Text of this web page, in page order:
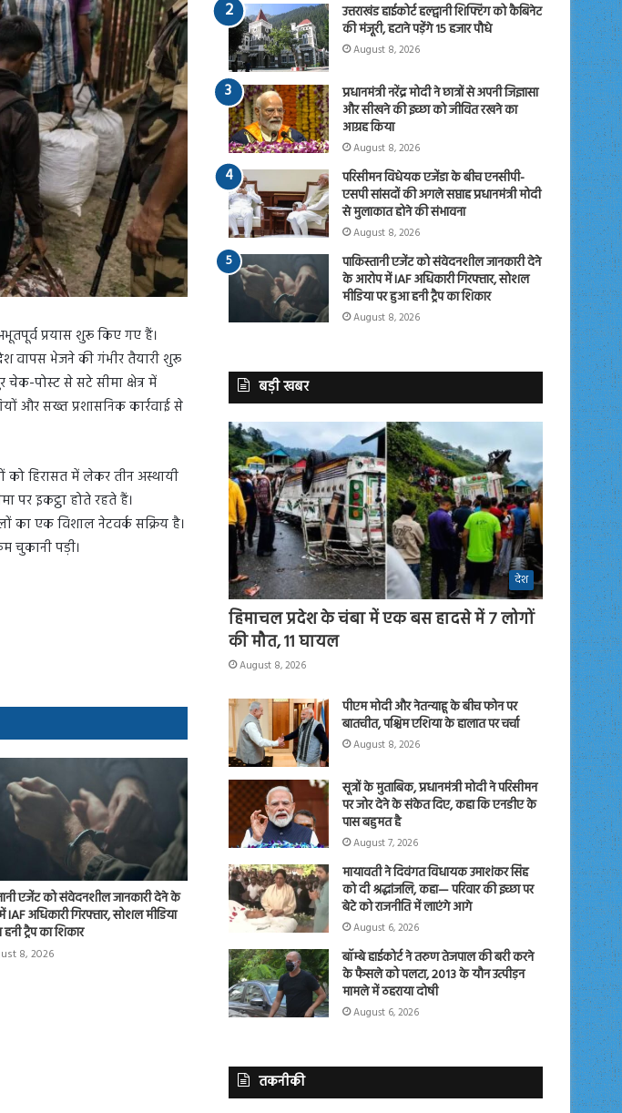
प्रयास शुरू किए गए हैं।
वापस भेजने की गंभीर तैयारी शुरू
चेक-पोस्ट से सटे सीमा क्षेत्र में
और सख्त प्रशासनिक कार्रवाई से
हिरासत में लेकर तीन अस्थायी
पर इकट्ठा होते रहते हैं।
का एक विशाल नेटवर्क सक्रिय है।
चुकानी पड़ी।
एजेंट को संवेदनशील जानकारी देने के
IAF अधिकारी गिरफ्तार, सोशल मीडिया
ट्रैप का शिकार
8, 2026
उत्तराखंड हाईकोर्ट हल्द्वानी शिफ्टिंग को कैबिनेट
की मंजूरी, हटाने पड़ेंगे 15 हजार पौधे
August 8, 2026
प्रधानमंत्री नरेंद्र मोदी ने छात्रों से अपनी जिज्ञासा
और सीखने की इच्छा को जीवित रखने का
आग्रह किया
August 8, 2026
परिसीमन विधेयक एजेंडा के बीच एनसीपी-
एसपी सांसदों की अगले सप्ताह प्रधानमंत्री मोदी
से मुलाकात होने की संभावना
August 8, 2026
पाकिस्तानी एजेंट को संवेदनशील जानकारी देने
के आरोप में IAF अधिकारी गिरफ्तार, सोशल
मीडिया पर हुआ हनी ट्रैप का शिकार
August 8, 2026
बड़ी खबर
देश
हिमाचल प्रदेश के चंबा में एक बस हादसे में 7 लोगों
की मौत, 11 घायल
August 8, 2026
पीएम मोदी और नेतन्याहू के बीच फोन पर
बातचीत, पश्चिम एशिया के हालात पर चर्चा
August 8, 2026
सूत्रों के मुताबिक, प्रधानमंत्री मोदी ने परिसीमन
पर जोर देने के संकेत दिए, कहा कि एनडीए के
पास बहुमत है
August 7, 2026
मायावती ने दिवंगत विधायक उमाशंकर सिंह
को दी श्रद्धांजलि, कहा— परिवार की इच्छा पर
बेटे को राजनीति में लाएंगे आगे
August 6, 2026
बॉम्बे हाईकोर्ट ने तरुण तेजपाल की बरी करने
के फैसले को पलटा, 2013 के यौन उत्पीड़न
मामले में ठहराया दोषी
August 6, 2026
तकनीकी